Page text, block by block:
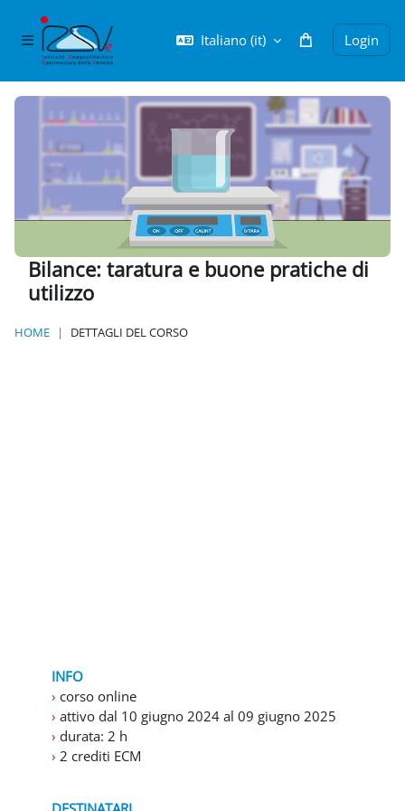
Pannello laterale Italiano ‎(it)‎ Login
Bilance: taratura e buone pratiche di
utilizzo
HOME DETTAGLI DEL CORSO
INFO
› corso online
› attivo dal 10 giugno 2024 al 09 giugno 2025
› durata: 2 h
› 2 crediti ECM